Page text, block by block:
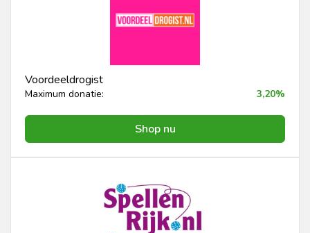
Voordeeldrogist
Maximum donatie: 3,20%
Shop nu